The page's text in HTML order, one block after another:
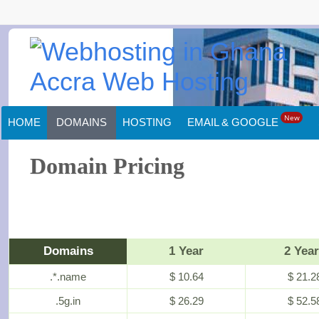
HOME DOMAINS HOSTING EMAIL & GOOGLE New
Domain Pricing
Domains 1 Year 2
.*.name $ 10.64
$
.5g.in
$ 26.29 $